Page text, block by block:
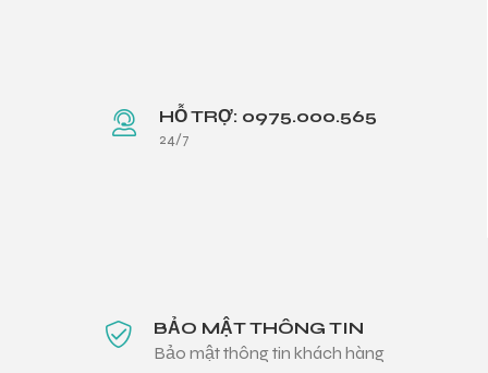
HỖ TRỢ: 0975.000.565
24/7
BẢO MẬT THÔNG TIN
Bảo mật thông tin khách hàng